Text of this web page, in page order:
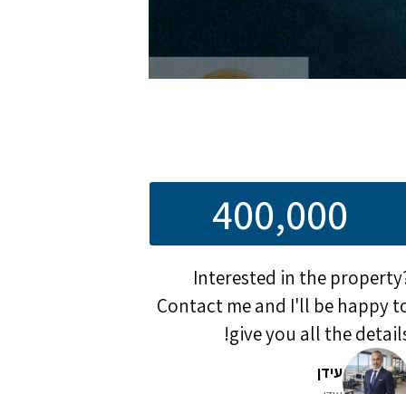
400,000
Interested in the
Contact me and I'll be happy
give you all the
עידן